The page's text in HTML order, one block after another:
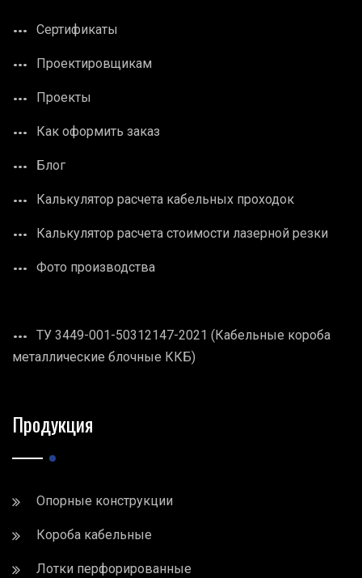
Сертификаты
Проектировщикам
Проекты
Как оформить заказ
Блог
Калькулятор расчета кабельных проходок
Калькулятор расчета стоимости лазерной резки
Фото производства
ТУ 3449-001-50312147-2021 (Кабельные короба
металлические блочные ККБ)
Продукция
Опорные конструкции
Короба кабельные
Лотки перфорированные